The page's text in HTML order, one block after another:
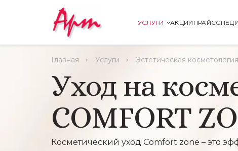
УСЛУГИ АКЦИИ ПРАЙС
Главная Услуги Эстетическая косметология
Уход на
COMFORT
Косметический уход Comfort zone – это